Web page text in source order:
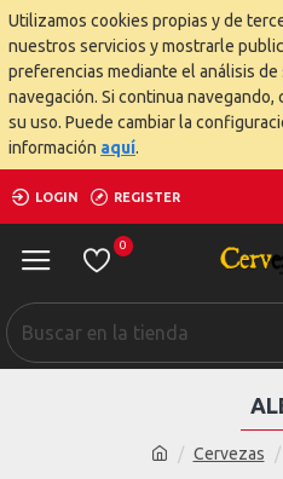
Utilizamos cookies propias y de
nuestros servicios y mostrarle
preferencias mediante el análisis de
navegación. Si continua navegando,
su uso. Puede cambiar la
información aquí.
LOGIN REGISTER
0
Cervezas